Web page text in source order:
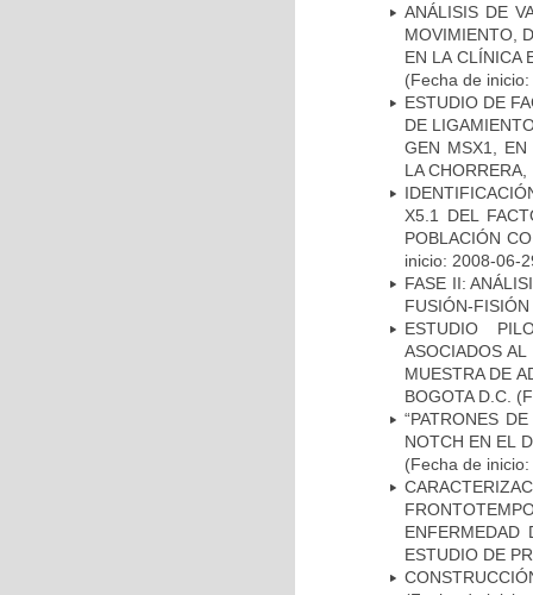
ANÁLISIS DE
MOVIMIENTO,
EN LA CLÍNICA
(Fecha de
ESTUDIO DE
DE
GEN MSX1, EN
LA
X5.1 DEL
POBLACIÓN
inicio: 2008-06-
FASE II:
FUSIÓN-
ESTUDIO
ASOCIADOS
MUESTRA DE
BOGOTA D.C.
“PATRONES
NOTCH EN EL
(Fecha de
ENFERMEDAD
ESTUDIO DE